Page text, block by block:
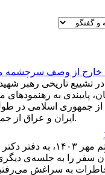
خارج از وصف سرچشمه
تشییع تاریخی رهبر
پایبندی به
جمهوری اسلامی در
ایران و عراق از جمله موضوعات مطرح شده در این گفت‌وگو است که متن کامل آن در ادامه در اختیار مخاطبان قرار میگیرد.
سه هفته از شهادت
سفر را به جلسه‌ی
به سراغش می‌رفتیم،